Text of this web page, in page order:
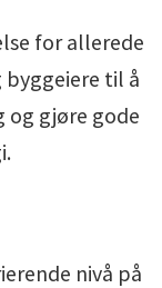
for allerede
til å
og gjøre gode
nivå på